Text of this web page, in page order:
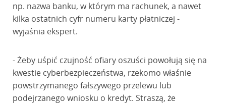
np. nazwa banku, w którym ma rachunek, a nawet
kilka ostatnich cyfr numeru karty płatniczej -
wyjaśnia ekspert.
- Żeby uśpić czujność ofiary oszuści powołują się na
kwestie cyberbezpieczeństwa, rzekomo właśnie
powstrzymanego fałszywego przelewu lub
podejrzanego wniosku o kredyt. Straszą, że